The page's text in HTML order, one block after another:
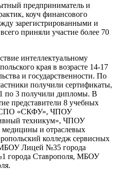
предприниматель и
коуч финансового
зарегистрированными и
приняли участие более 70
интеллектуальному
края в возрасте 14-17
и государственности. По
получили сертификаты,
по 3 получили дипломы. В
представители 8 учебных
СПО «СКФУ», ЧПОУ
техникум», ЧПОУ
медицины и отраслевых
колледж сервисных
Лицей №35 города
Ставрополя, МБОУ